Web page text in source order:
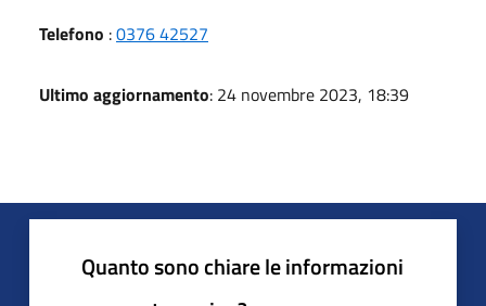
Telefono :0376 42527
Ultimo aggiornamento: 24 novembre 2023, 18:39
Quanto sono chiare le informazioni